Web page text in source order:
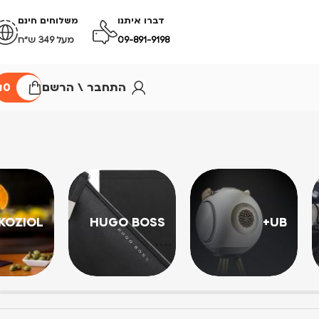
דברו איתנו
09-891-9198
משלוחים חינם
מעל 349 ש״ח
התחבר \ הרשם 0
UB+
HUGO BOSS